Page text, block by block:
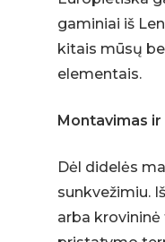
gaminiai iš
kitais mūsų
elementais.
Montavimas
Dėl didelės
sunkvežimiu.
arba